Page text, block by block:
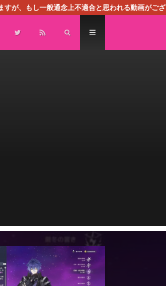
が、もし一般通念上不適合と思われる動画がござ